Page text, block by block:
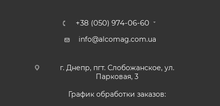
+38 (050) 974-06-60
info@alcomag.com.ua
г. Днепр, пгт. Слобожанское, ул.
Парковая, 3
График обработки заказов: